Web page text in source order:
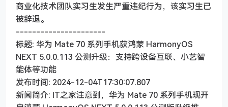
商业化技术团队实习生发生严重违纪行为，该实习生已
被辞退。
----------------------
标题: 华为 Mate 70 系列手机获鸿蒙 HarmonyOS
NEXT 5.0.0.113 公测升级：支持跨设备互联、小艺智
能体等功能
发布时间: 2024-12-04T17:30:07.807
新闻简介: IT之家注意到，华为 Mate 70 系列手机现开